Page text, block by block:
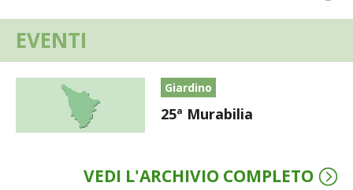
I PARTNER DI VITA IN CAMPAGNA
RASIKAL
BIOGENTS
EVENTI
Giardino
25ª Murabilia
VEDI L'ARCHIVIO COMPLETO